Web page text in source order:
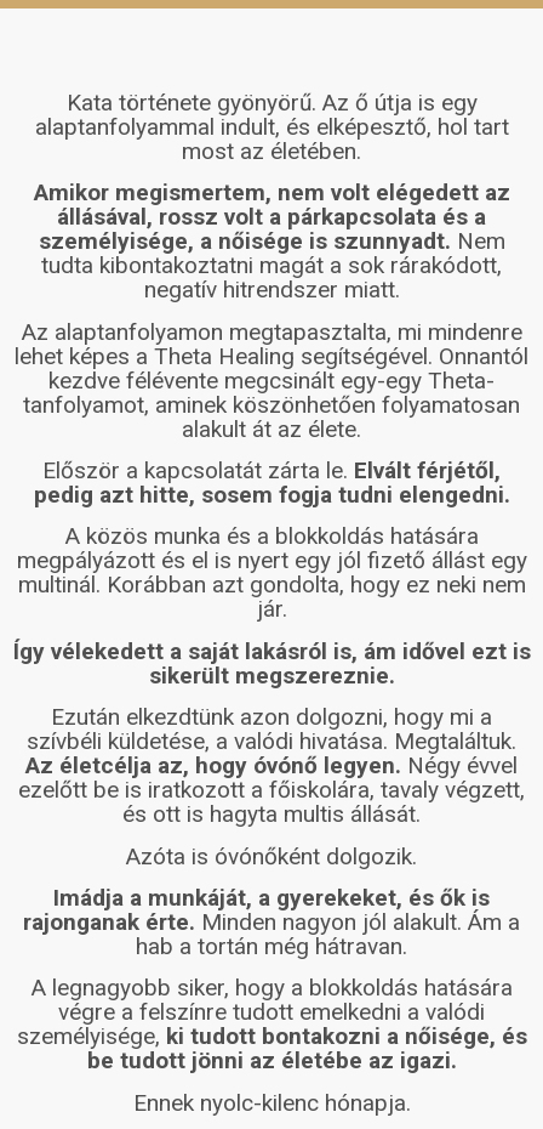
Kata története gyönyörű. Az ő útja is egy
alaptanfolyammal indult, és elképesztő, hol tart
most az életében.
Amikor megismertem, nem volt elégedett az
állásával, rossz volt a párkapcsolata és a
személyisége, a nőisége is szunnyadt. Nem
tudta kibontakoztatni magát a sok rárakódott,
negatív hitrendszer miatt.
Az alaptanfolyamon megtapasztalta, mi mindenre
lehet képes a Theta Healing segítségével. Onnantól
kezdve félévente megcsinált egy-egy Theta-
tanfolyamot, aminek köszönhetően folyamatosan
alakult át az élete.
Először a kapcsolatát zárta le. Elvált férjétől,
pedig azt hitte, sosem fogja tudni elengedni.
A közös munka és a blokkoldás hatására
megpályázott és el is nyert egy jól fizető állást egy
multinál. Korábban azt gondolta, hogy ez neki nem
jár.
Így vélekedett a saját lakásról is, ám idővel ezt is
sikerült megszereznie.
Ezután elkezdtünk azon dolgozni, hogy mi a
szívbéli küldetése, a valódi hivatása. Megtaláltuk.
Az életcélja az, hogy óvónő legyen. Négy évvel
ezelőtt be is iratkozott a főiskolára, tavaly végzett,
és ott is hagyta multis állását.
Azóta is óvónőként dolgozik.
Imádja a munkáját, a gyerekeket, és ők is
rajonganak érte. Minden nagyon jól alakult. Ám a
hab a tortán még hátravan.
A legnagyobb siker, hogy a blokkoldás hatására
végre a felszínre tudott emelkedni a valódi
személyisége, ki tudott bontakozni a nőisége, és
be tudott jönni az életébe az igazi.
Ennek nyolc-kilenc hónapja.